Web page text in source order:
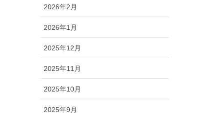
2026年2月
2026年1月
2025年12月
2025年11月
2025年10月
2025年9月